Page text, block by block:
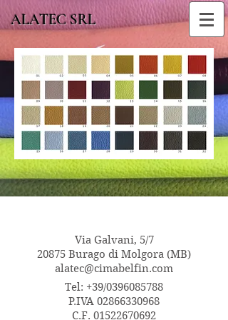
ALATEC SRL
Via Galvani, 5/7
20875 Burago di Molgora (MB)
alatec@cimabelfin.com
Tel: +39/0396085788
P.IVA 02866330968
C.F. 01522670692